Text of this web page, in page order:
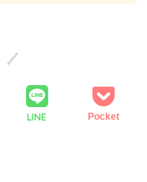
LINE Pocket